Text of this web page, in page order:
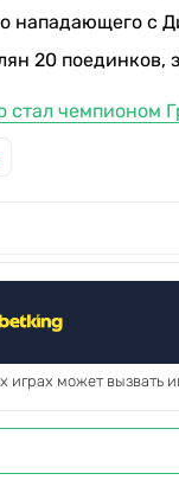
нападающего с
20
стал чемпионом
играх может вызвать